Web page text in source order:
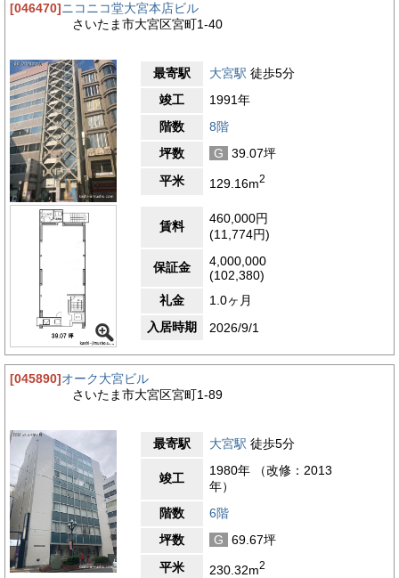
[046470]ニコニコ堂大宮本店ビル
さいたま市大宮区宮町1-40
最寄駅 大宮駅 徒歩5分
竣工
1991年
階数
8階
坪数
G
39.07坪
平米
129.16m2
賃料
460,000円
(11,774円)
保証金
4,000,000
(102,380)
礼金
1.0ヶ月
入居時期
2026/9/1
[045890]オーク大宮ビル
さいたま市大宮区宮町1-89
最寄駅 大宮駅 徒歩5分
竣工
1980年 （改修：2013
年）
階数
6階
坪数
G
69.67坪
平米
230.32m2